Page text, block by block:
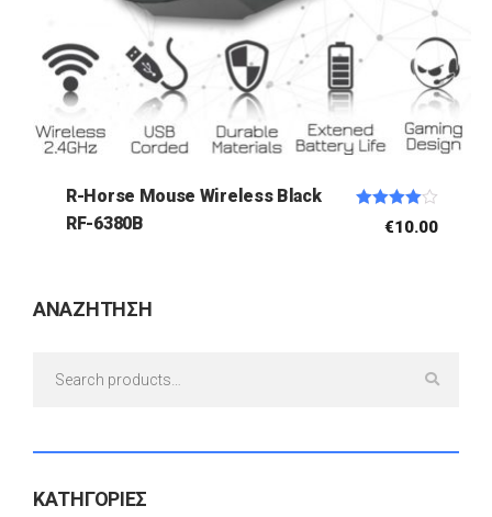
R-Horse Mouse Wireless Black
RF-6380B
Rated
€10.00
ΑΝΑΖΗΤΗΣΗ
for:
ΚΑΤΗΓΟΡΙΕΣ